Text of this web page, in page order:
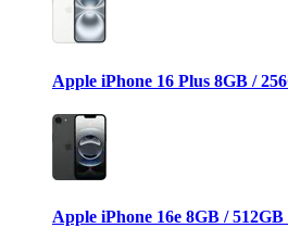
Apple iPhone 16 Plus 8GB /
Apple iPhone 16e 8GB /